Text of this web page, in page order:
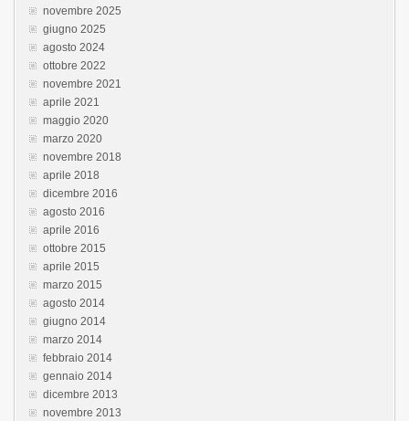
novembre 2025
giugno 2025
agosto 2024
ottobre 2022
novembre 2021
aprile 2021
maggio 2020
marzo 2020
novembre 2018
aprile 2018
dicembre 2016
agosto 2016
aprile 2016
ottobre 2015
aprile 2015
marzo 2015
agosto 2014
giugno 2014
marzo 2014
febbraio 2014
gennaio 2014
dicembre 2013
novembre 2013